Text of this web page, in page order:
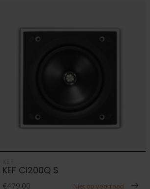
KEF
KEF Ci200Q S
€479,00 Niet op voorraad